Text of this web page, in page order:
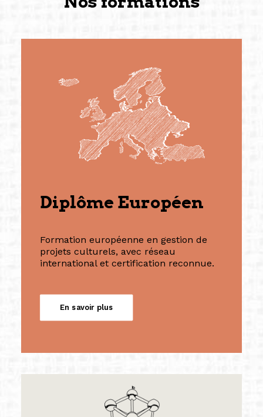
Diplôme Européen
Formation européenne en gestion de
projets culturels, avec réseau
international et certification reconnue.
En savoir plus